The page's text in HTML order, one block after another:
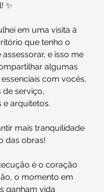
✨
em uma visita à
que tenho o
e isso me
algumas
com vocês,
de serviço,
e arquitetos.
mais tranquilidade
das obras!
é o coração
o momento em
ganham vida